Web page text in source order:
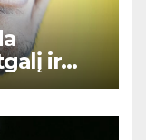
ir